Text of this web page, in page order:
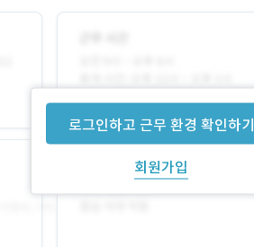
로그인하고 근무 환경 확인하기
회원가입